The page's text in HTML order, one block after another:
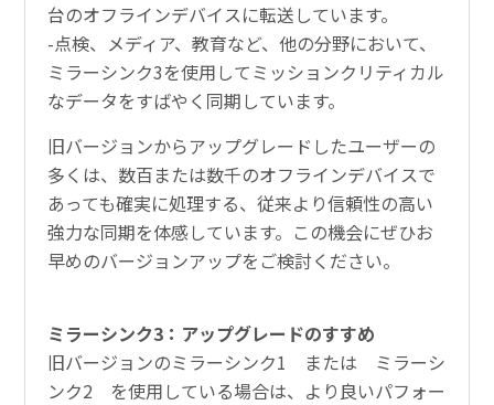
台のオフラインデバイスに転送しています。
-点検、メディア、教育など、他の分野において、
ミラーシンク3を使用してミッションクリティカル
なデータをすばやく同期しています。
旧バージョンからアップグレードしたユーザーの
多くは、数百または数千のオフラインデバイスで
あっても確実に処理する、従来より信頼性の高い
強力な同期を体感しています。この機会にぜひお
早めのバージョンアップをご検討ください。
ミラーシンク3：アップグレードのすすめ
旧バージョンのミラーシンク1 または ミラーシ
ンク2 を使用している場合は、より良いパフォー